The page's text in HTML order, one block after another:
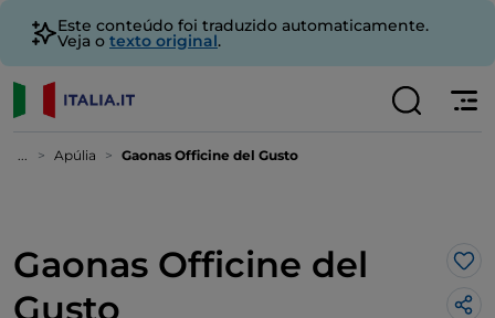
Este conteúdo foi traduzido automaticamente.
Veja o texto original.
... Apúlia Gaonas Officine del Gusto
Gaonas Officine del
Gusto